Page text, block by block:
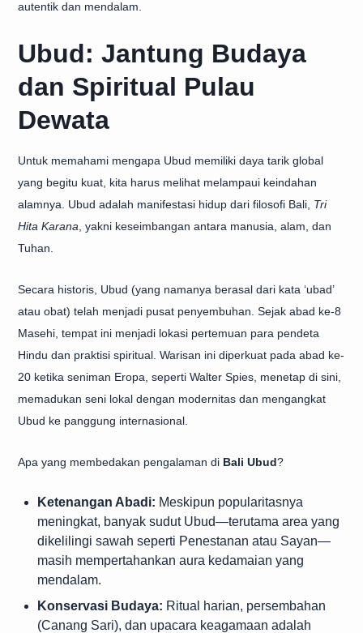
autentik dan mendalam.
Ubud: Jantung Budaya
dan Spiritual Pulau
Dewata
Untuk memahami mengapa Ubud memiliki daya tarik global
yang begitu kuat, kita harus melihat melampaui keindahan
alamnya. Ubud adalah manifestasi hidup dari filosofi Bali, Tri
Hita Karana , yakni keseimbangan antara manusia, alam, dan
Tuhan.
Secara historis, Ubud (yang namanya berasal dari kata ‘ubad’
atau obat) telah menjadi pusat penyembuhan. Sejak abad ke-8
Masehi, tempat ini menjadi lokasi pertemuan para pendeta
Hindu dan praktisi spiritual. Warisan ini diperkuat pada abad ke-
20 ketika seniman Eropa, seperti Walter Spies, menetap di sini,
memadukan seni lokal dengan modernitas dan mengangkat
Ubud ke panggung internasional.
Apa yang membedakan pengalaman di Bali Ubud?
Ketenangan Abadi: Meskipun popularitasnya
meningkat, banyak sudut Ubud—terutama area yang
dikelilingi sawah seperti Penestanan atau Sayan—
masih mempertahankan aura kedamaian yang
mendalam.
Konservasi Budaya: Ritual harian, persembahan
(Canang Sari), dan upacara keagamaan adalah